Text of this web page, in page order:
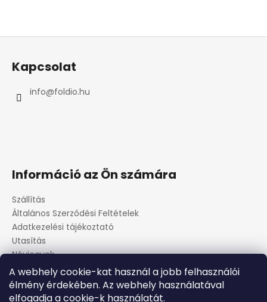
A webhely cookie-kat használ a jobb felhasználói
élmény érdekében. Az webhely használatával
elfogadja a cookie-k használatát.
L
Kapcsolat
info@foldio.hu
Információ az Ön számára
Szállítás
Általános Szerződési Feltételek
Adatkezelési tájékoztató
Utasítás
Névjegyek